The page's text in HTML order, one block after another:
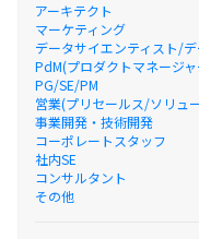
アーキテクト
マーケティング
データサイエンティスト/
PdM(プロダクトマネージャ
PG/SE/PM
営業(プリセールス/ソリュ
事業開発・技術開発
コーポレートスタッフ
社内SE
コンサルタント
その他